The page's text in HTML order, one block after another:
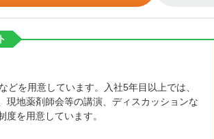
を用意しています。入社5年目以上では、
現地薬剤師会等の講演、ディスカッションな
を用意しています。